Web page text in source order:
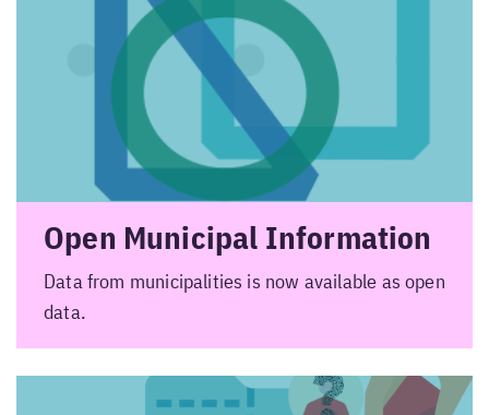
Open Municipal Information
Data from municipalities is now available as open
data.